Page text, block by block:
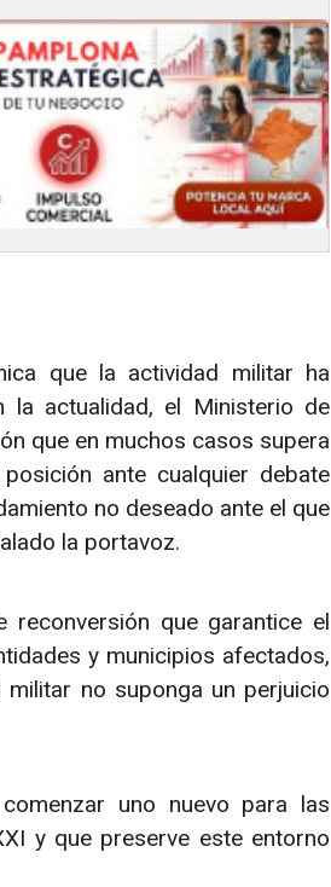
que la actividad militar ha
la actualidad, el Ministerio de
que en muchos casos supera
ante cualquier debate
no deseado ante el que
la portavoz.
que garantice el
y municipios afectados,
no suponga un perjuicio
uno nuevo para las
y que preserve este entorno